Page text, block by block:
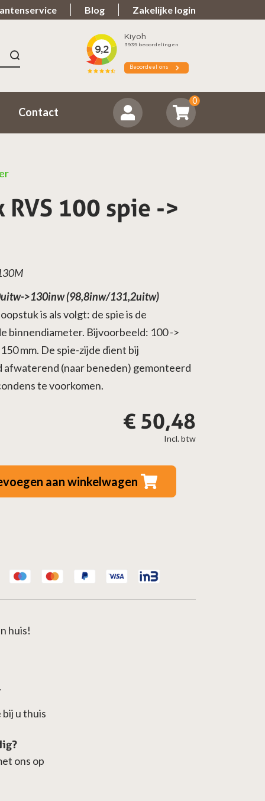
Blog Zakelijke login
Contact
0
9.7 Spullen teveel?
100 spie ->
Incl. btw
€ 50,48
>130inw (98,8inw/131,2uitw)
is als volgt: de spie is de
binnendiameter. Bijvoorbeeld: 100 ->
mm. De spie-zijde dient bij
(naar beneden) gemonteerd
te voorkomen.
aan winkelwagen
huis!
u thuis
ons op